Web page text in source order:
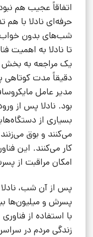
اتفاقاً عجیب هم
حرفه‌ای نادلا با هم
شب‌های بدون خواب
تا نادلا به اهمیت
دقیقاً مدت
مدیر عامل
بود. نادلا پس از
بسیاری از
می‌کنند و بوق
کار می‌کنند. این
امکان مراقبت از
پس از آن شب،
پسرش و میلیون‌ها
با استفاده از
زندگی مردم در